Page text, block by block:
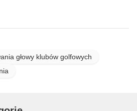
głowy klubów golfowych